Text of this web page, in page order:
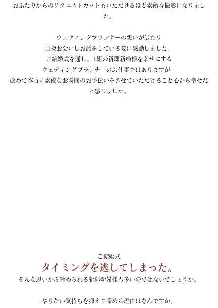
おふたりからのリクエストカットもいただけるほど素敵な撮影になりまし
た。
ウェディングプランナーの想いが伝わり
直接お会いしお話をしている姿に感動しました。
ご結婚式を通し、1組の新郎新婦様を幸せにする
ウェディングプランナーのお仕事ではありますが、
改めて本当に素敵なお時間のお手伝いをさせていただけること心から幸せだ
と感じました。
ご結婚式
タイミングを逃してしまった。
そんな思いから諦められる新郎新婦様も多いのではないでしょうか。
やりたい気持ちを抑えて諦める理由はなんですか。